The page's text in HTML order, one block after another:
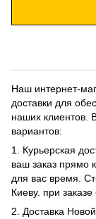
Наш интернет-
доставки для
наших клиентов.
вариантов:
1. Курьерская
ваш заказ прямо
для вас время.
Киеву. при
2. Доставка